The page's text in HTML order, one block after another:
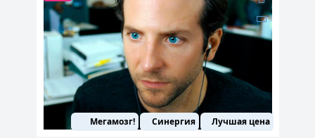
Мегамозг! Синергия Лучшая цена